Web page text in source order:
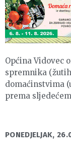
Općina Vidovec
spremnika
domaćinstvima
prema
PONEDJELJAK,